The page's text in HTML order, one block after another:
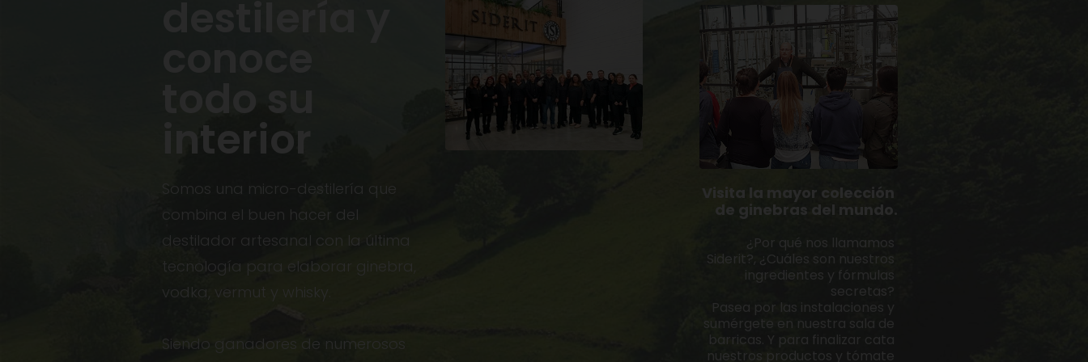
todo su
interior
Somos una micro-destilería que
combina el buen hacer del
destilador artesanal con la última
tecnología para elaborar ginebra,
vodka, vermut y whisky.
Siendo ganadores de numerosos
Visita la mayor colección
de ginebras del mundo.
¿Por qué nos llamamos
Siderit?, ¿Cuáles son nuestros
ingredientes y fórmulas
secretas?
Pasea por las instalaciones y
sumérgete en nuestra sala de
barricas. Y para finalizar cata
nuestros productos y tómate